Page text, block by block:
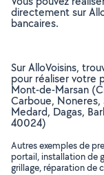
directement sur
bancaires.
Sur AlloVoisins,
pour réaliser votre
Mont-de-Marsan
Carboue, Noneres,
Medard, Dagas,
40024)
Autres exemples de
portail, installation de
grillage, réparation de